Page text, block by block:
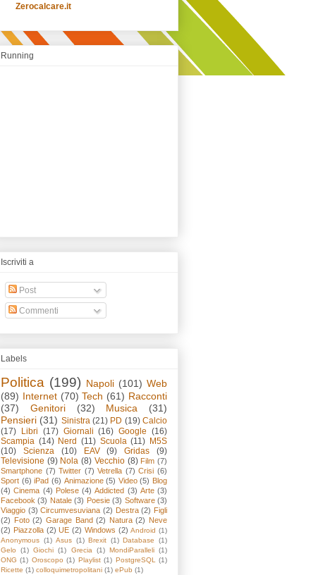
Zerocalcare.it
Running
Iscriviti a
Post
Commenti
Labels
Politica (199) Napoli (101) Web
(89) Internet (70) Tech (61) Racconti
(37)
Genitori (32) Musica
(31)
Pensieri (31) Sinistra (21) PD (19) Calcio
(17)
Libri (17) Giornali (16) Google (16)
Scampia (14) Nerd (11) Scuola (11) M5S
(10)
Scienza (10) EAV (9) Gridas
(9)
Televisione (9) Nola (8) Vecchio (8) Film (7)
Smartphone (7) Twitter (7) Vetrella (7) Crisi (6)
Sport (6) iPad (6) Animazione (5) Video (5) Blog
(4) Cinema (4) Polese (4) Addicted (3) Arte (3)
Facebook (3) Natale (3) Poesie (3) Software (3)
Viaggio (3) Circumvesuviana (2) Destra (2) Figli
(2)
Foto (2) Garage Band (2) Natura (2) Neve
(2) Piazzolla (2) UE (2) Windows (2) Android (1)
Anonymous (1) Asus (1) Brexit (1) Database
(1)
Gelo
(1) Giochi (1) Grecia (1) MondiParalleli (1)
ONG (1) Oroscopo (1) Playlist (1) PostgreSQL (1)
Ricette (1) colloquimetropolitani (1) ePub (1)